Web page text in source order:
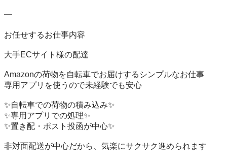
━
お任せするお仕事内容
大手ECサイト様の配達
Amazonの荷物を自転車でお届けするシンプルなお仕事
専用アプリを使うので未経験でも安心
✨自転車での荷物の積み込み✨
✨専用アプリでの処理✨
✨置き配・ポスト投函が中心✨
非対面配送が中心だから、気楽にサクサク進められます